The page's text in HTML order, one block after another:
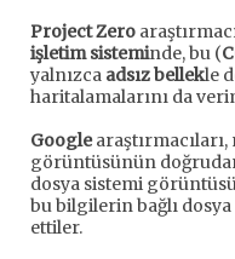
Project Zero
işletim sisteminde, bu (
yalnızca adsız bellekle
haritalamalarını da
Google
görüntüsünün
dosya sistemi
bu bilgilerin bağlı dosya
ettiler.